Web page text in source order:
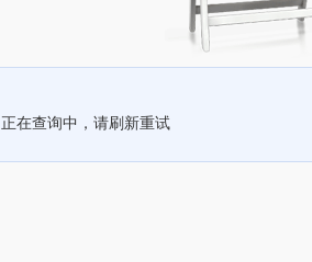
正在查询中，请刷新重试